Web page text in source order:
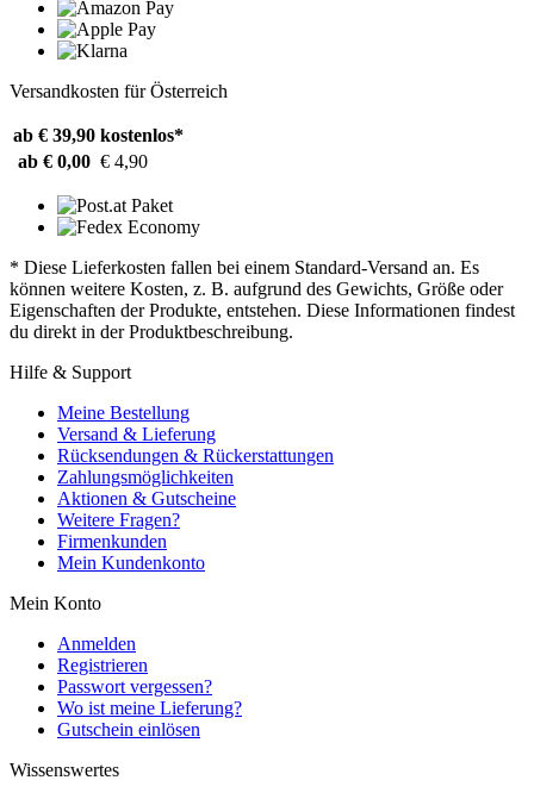
Versandkosten für Österreich
ab € 39,90 kostenlos*
ab € 0,00 € 4,90
* Diese Lieferkosten fallen bei einem Standard-Versand an. Es
können weitere Kosten, z. B. aufgrund des Gewichts, Größe oder
Eigenschaften der Produkte, entstehen. Diese Informationen findest
du direkt in der Produktbeschreibung.
Hilfe & Support
Meine Bestellung
Versand & Lieferung
Rücksendungen & Rückerstattungen
Zahlungsmöglichkeiten
Aktionen & Gutscheine
Weitere Fragen?
Firmenkunden
Mein Kundenkonto
Mein Konto
Anmelden
Registrieren
Passwort vergessen?
Wo ist meine Lieferung?
Gutschein einlösen
Wissenswertes